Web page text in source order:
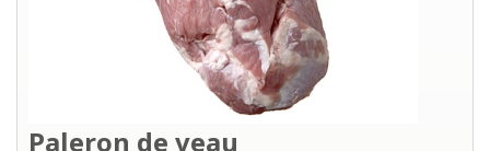
Paleron de veau